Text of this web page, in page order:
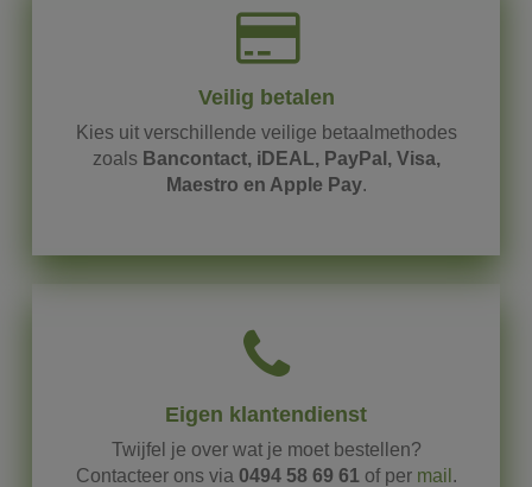
Veilig betalen
Kies uit verschillende veilige betaalmethodes
zoals Bancontact, iDEAL, PayPal, Visa,
Maestro en Apple Pay.
Eigen klantendienst
Twijfel je over wat je moet bestellen?
Contacteer ons via 0494 58 69 61 of per mail .